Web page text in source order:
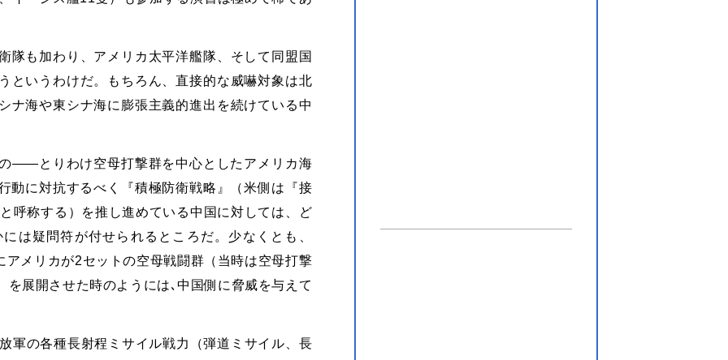
隊も加わり、アメリカ太平洋艦隊、そして同盟国
というわけだ。もちろん、直接的な威嚇対象は北
ナ海や東シナ海に膨張主義的進出を続けている中
——とりわけ空母打撃群を中心としたアメリカ海
に対抗するべく『積極防衛戦略』（米側は『接
呼称する）を推し進めている中国に対しては、ど
は疑問符が付せられるところだ。少なくとも、
メリカが2セットの空母戦闘群（当時は空母打撃
展開させた時のようには､中国側に脅威を与えて
軍の各種長射程ミサイル戦力（弾道ミサイル、長